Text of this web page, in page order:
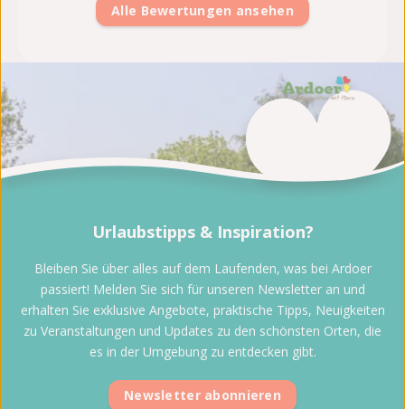
Alle Bewertungen ansehen
Urlaubstipps & Inspiration?
Bleiben Sie über alles auf dem Laufenden, was bei Ardoer
passiert! Melden Sie sich für unseren Newsletter an und
erhalten Sie exklusive Angebote, praktische Tipps, Neuigkeiten
zu Veranstaltungen und Updates zu den schönsten Orten, die
es in der Umgebung zu entdecken gibt.
Newsletter abonnieren